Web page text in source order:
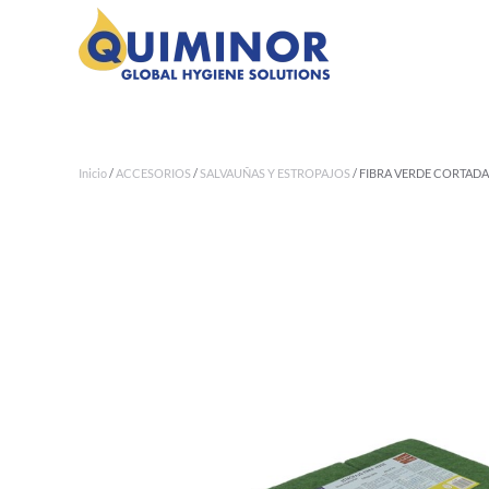
Ir al contenido principal
Inicio/ACCESORIOS/ SALVAUÑAS Y ESTROPAJOS/ FIBRA VERDE